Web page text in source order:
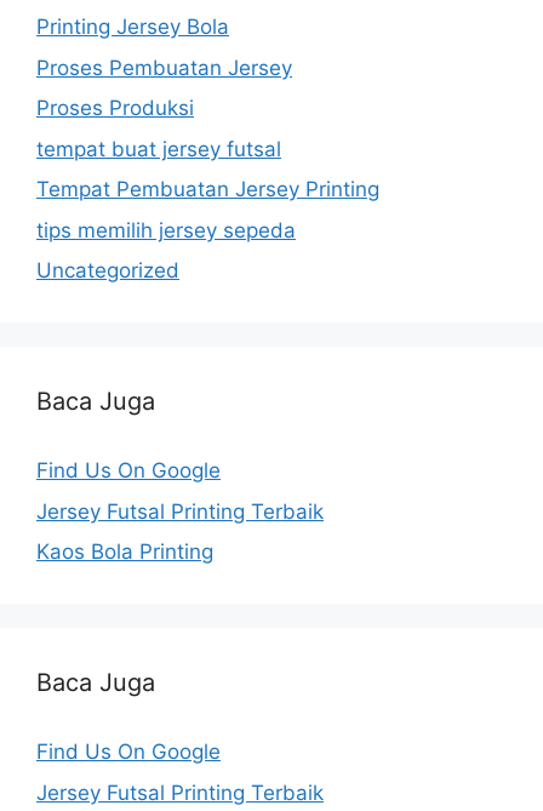
Printing Jersey Bola
Proses Pembuatan Jersey
Proses Produksi
tempat buat jersey futsal
Tempat Pembuatan Jersey Printing
tips memilih jersey sepeda
Uncategorized
Baca Juga
Find Us On Google
Jersey Futsal Printing Terbaik
Kaos Bola Printing
Baca Juga
Find Us On Google
Jersey Futsal Printing Terbaik